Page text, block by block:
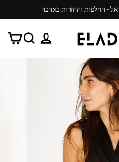
עצור
ניגון
· החלפות והחזרות באהבה
התנתק
חפש